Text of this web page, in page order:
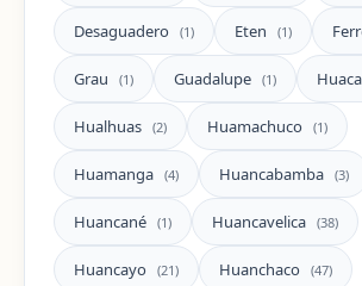
Desaguadero (1) Eten (1)
Grau (1) Guadalupe (1)
Hualhuas (2) Huamachuco (1)
Huamanga (4) Huancabamba (3)
Huancané (1) Huancavelica (38)
Huancayo (21) Huanchaco (47)